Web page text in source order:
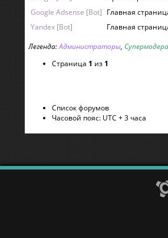
Google Adsense [Bot] Главная
Yandex [Bot]
Главная
Легенда:Администраторы,
Страница 1 из 1
Список форумов
Часовой пояс: UTC + 3 часа